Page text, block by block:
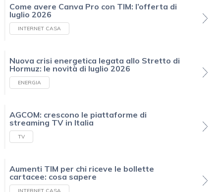
Come avere Canva Pro con TIM: l’offerta di
luglio 2026
INTERNET CASA
Nuova crisi energetica legata allo Stretto di
Hormuz: le novità di luglio 2026
ENERGIA
AGCOM: crescono le piattaforme di
streaming TV in Italia
TV
Aumenti TIM per chi riceve le bollette
cartacee: cosa sapere